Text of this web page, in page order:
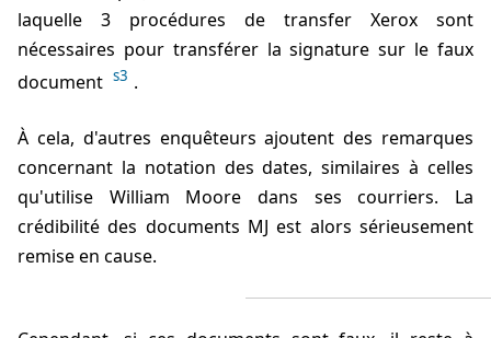
laquelle 3 procédures de transfer Xerox sont
nécessaires pour transférer la signature sur le faux
document s3 .
À cela, d'autres enquêteurs ajoutent des remarques
concernant la notation des dates, similaires à celles
qu'utilise William Moore dans ses courriers. La
crédibilité des documents MJ est alors sérieusement
remise en cause.